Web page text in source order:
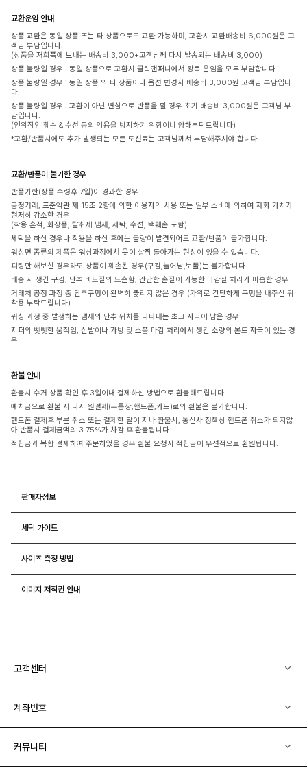
교환운임 안내
상품 교환은 동일 상품 또는 타 상품으로도 교환 가능하며, 교환시 교환배송비 6,000원은 고
객님 부담입니다.
(상품을 저희쪽에 보내는 배송비 3,000+고객님께 다시 발송되는 배송비 3,000)
상품 불량일 경우 : 동일 상품으로 교환시 클릭앤퍼니에서 왕복 운임을 모두 부담합니다.
상품 불량일 경우 : 동일 상품 외 타 상품이나 옵션 변경시 배송비 3,000원 고객님 부담입니
다.
상품 불량일 경우 : 교환이 아닌 변심으로 반품을 할 경우 초기 배송비 3,000원은 고객님 부
담입니다.
(인위적인 훼손 & 수선 등의 악용을 방지하기 위함이니 양해부탁드립니다)
*교환/반품시에도 추가 발생되는 모든 도선료는 고객님께서 부담해주셔야 합니다.
교환/반품이 불가한 경우
반품기한(상품 수령후 7일)이 경과한 경우
공정거래, 표준약관 제 15조 2항에 의한 이용자의 사용 또는 일부 소비에 의하여 재화 가치가
현저히 감소한 경우
(착용 흔적, 화장품, 탈취제 냄새, 세탁, 수선, 택훼손 포함)
세탁을 하신 경우나 착용을 하신 후에는 불량이 발견되어도 교환/반품이 불가합니다.
워싱면 종류의 제품은 워싱과정에서 옷이 살짝 돌아가는 현상이 있을 수 있습니다.
피팅만 해보신 경우라도 상품이 훼손된 경우(구김,늘어남,보풀)는 불가합니다.
배송 시 생긴 구김, 단추 바느질의 느슨함, 간단한 손질이 가능한 마감실 처리가 미흡한 경우
거래처 공정 과정 중 단추구멍이 완벽히 뚫리지 않은 경우 (가위로 간단하게 구멍을 내주신 뒤
착용 부탁드립니다)
워싱 과정 중 발생하는 냄새와 단추 위치를 나타내는 초크 자국이 남은 경우
지퍼의 뻣뻣한 움직임, 신발이나 가방 및 소품 마감 처리에서 생긴 소량의 본드 자국이 있는 경
우
환불 안내
환불시 수거 상품 확인 후 3일이내 결제하신 방법으로 환불해드립니다
예치금으로 환불 시 다시 원결제(무통장,핸드폰,카드)로의 환불은 불가합니다.
핸드폰 결제후 부분 취소 또는 결제한 달이 지나 환불시, 통신사 정책상 핸드폰 취소가 되지않
아 반품시 결제금액의 3.75%가 차감 후 환불됩니다.
적립금과 복합 결제하여 주문하였을 경우 환불 요청시 적립금이 우선적으로 환원됩니다.
판매자정보
세탁 가이드
사이즈 측정 방법
이미지 저작권 안내
고객센터
계좌번호
커뮤니티